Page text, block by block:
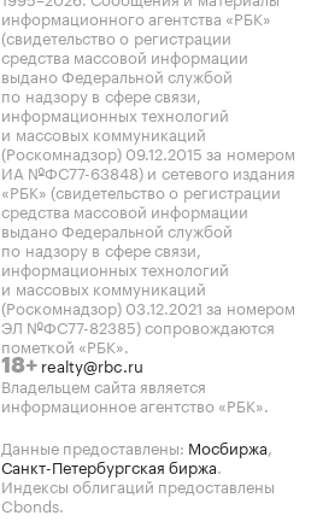
информационного агентства «РБК»
(свидетельство о регистрации
средства массовой информации
выдано Федеральной службой
по надзору в сфере связи,
информационных технологий
и массовых коммуникаций
(Роскомнадзор) 09.12.2015 за номером
ИА №ФС77-63848) и сетевого издания
«РБК» (свидетельство о регистрации
средства массовой информации
выдано Федеральной службой
по надзору в сфере связи,
информационных технологий
и массовых коммуникаций
(Роскомнадзор) 03.12.2021 за номером
ЭЛ №ФС77-82385) сопровождаются
пометкой «РБК».
18+ realty@rbc.ru
Владельцем сайта является
информационное агентство «РБК».
Данные предоставлены: Мосбиржа,
Санкт-Петербургская биржа.
Индексы облигаций предоставлены
Cbonds.